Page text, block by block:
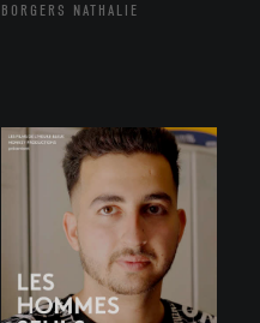
BORGERS NATHALIE